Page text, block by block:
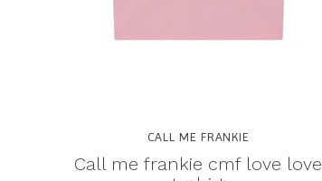
CALL ME FRANKIE
Call me frankie cmf love love